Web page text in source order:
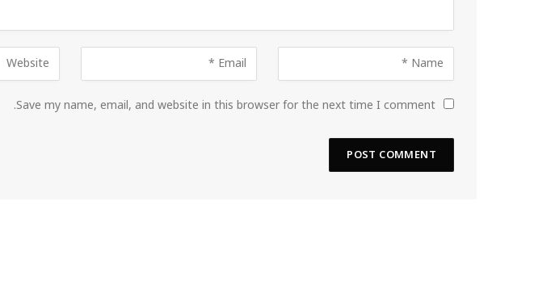
Save my name, email, and website in this browser for the next time I comment.